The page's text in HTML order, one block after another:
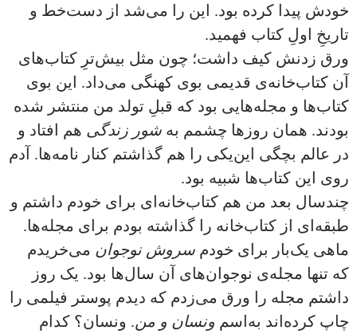
خودش پیدا کرده بود. این را می‌شد از دست‌خط و
تاریخِ اولِ کتاب فهمید.
ورق زدنش کیف داشت؛ چون مثل بیش‌ترِ کتاب‌های
آن کتاب‌خانه‌ی قدیمی بوی کهنگی می‌داد. این بوی
کتاب‌ها و مجله‌هایی بود که قبلِ تولد من منتشر شده
بودند. همان روزها چشمم به شور زندگی هم افتاد و
در عالم بچگی این‌یکی را هم گذاشتم کنار نامه‌ها. آدم
روی این کتاب‌ها شبیه بود.
چندسال بعد من هم کتاب‌خانه‌ای برای خودم داشتم و
طبقه‌ای از کتاب‌خانه را گذاشته بودم برای مجله‌ها.
ماهی یک‌بار برای خودم سروش نوجوان می‌خریدم
که تنها مجله‌ی نوجوان‌های آن سال‌ها بود. یک روز
داشتم مجله را ورق می‌زدم که دیدم پوستر فیلمی را
چاپ کرده‌اند به‌اسم ونسان و من. ونسان؟ کدام